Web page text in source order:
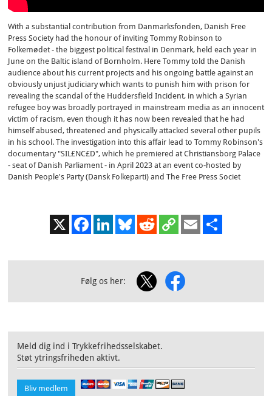
With a substantial contribution from Danmarksfonden, Danish Free
Press Society had the honour of inviting Tommy Robinson to
Folkemødet - the biggest political festival in Denmark, held each year in
June on the Baltic island of Bornholm. Here Tommy told the Danish
audience about his current projects and his ongoing battle against an
obviously unjust judiciary which wants to punish him with prison for
revealing the scandal of the Huddersfield Incident, in which a Syrian
refugee boy was broadly portrayed in mainstream media as an innocent
victim of racism, even though it has now been revealed that he had
himself abused, threatened and physically attacked several other pupils
in his school. The investigation into this affair lead to Tommy Robinson's
documentary "SIL£NC£D", which he premiered at Christiansborg Palace
- seat of Danish Parliament - in April 2023 at an event co-hosted by
Danish People's Party (Dansk Folkeparti) and The Free Press Societ
FacebookLinkedInBluesky Reddit
Copy
Link
Email
Følg os her:
Meld dig ind i Trykkefrihedsselskabet.
Støt ytringsfriheden aktivt.
Bliv medlem